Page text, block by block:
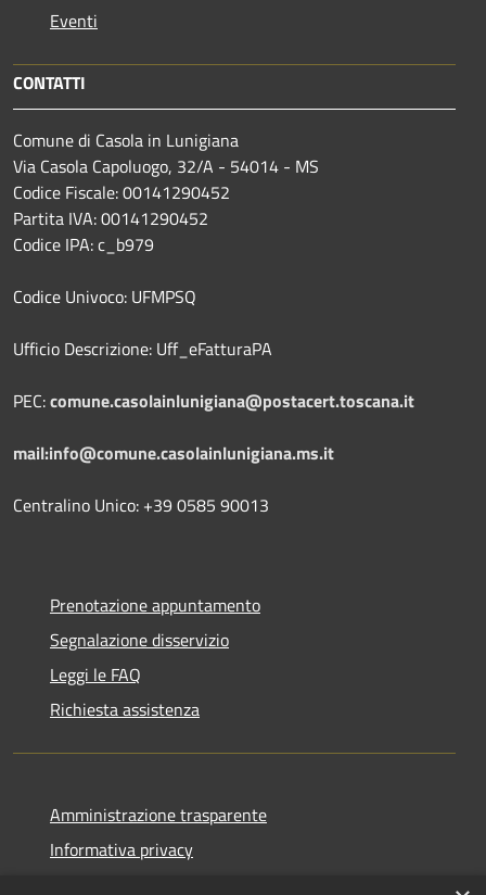
Eventi
CONTATTI
Comune di Casola in Lunigiana
Via Casola Capoluogo, 32/A - 54014 - MS
Codice Fiscale: 00141290452
Partita IVA: 00141290452
Codice IPA: c_b979
Codice Univoco: UFMPSQ
Ufficio Descrizione: Uff_eFatturaPA
PEC:comune.casolainlunigiana@postacert.toscana.it
mail:info@comune.casolainlunigiana.ms.it
Centralino Unico: +39 0585 90013
Prenotazione appuntamento
Segnalazione disservizio
Leggi le FAQ
Richiesta assistenza
Amministrazione trasparente
Informativa privacy